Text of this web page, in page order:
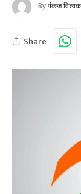
Byपंकज
Share